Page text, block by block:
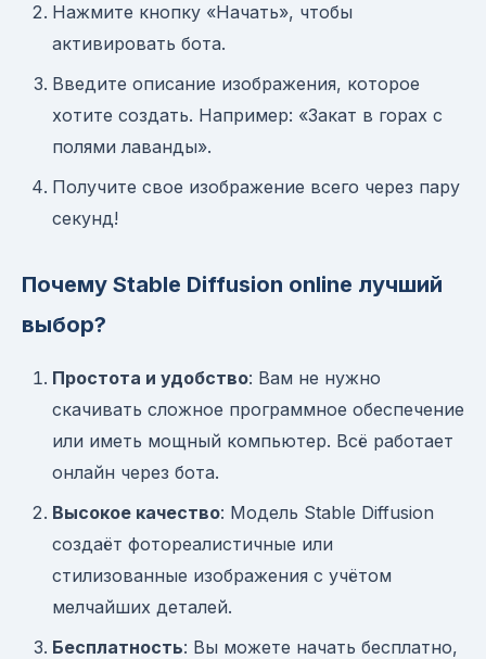
Нажмите кнопку «Начать», чтобы
активировать бота.
Введите описание изображения, которое
хотите создать. Например: «Закат в горах с
полями лаванды».
Получите свое изображение всего через пару
секунд!
Почему Stable Diffusion online лучший
выбор?
Простота и удобство: Вам не нужно
скачивать сложное программное обеспечение
или иметь мощный компьютер. Всё работает
онлайн через бота.
Высокое качество: Модель Stable Diffusion
создаёт фотореалистичные или
стилизованные изображения с учётом
мелчайших деталей.
Бесплатность: Вы можете начать бесплатно,